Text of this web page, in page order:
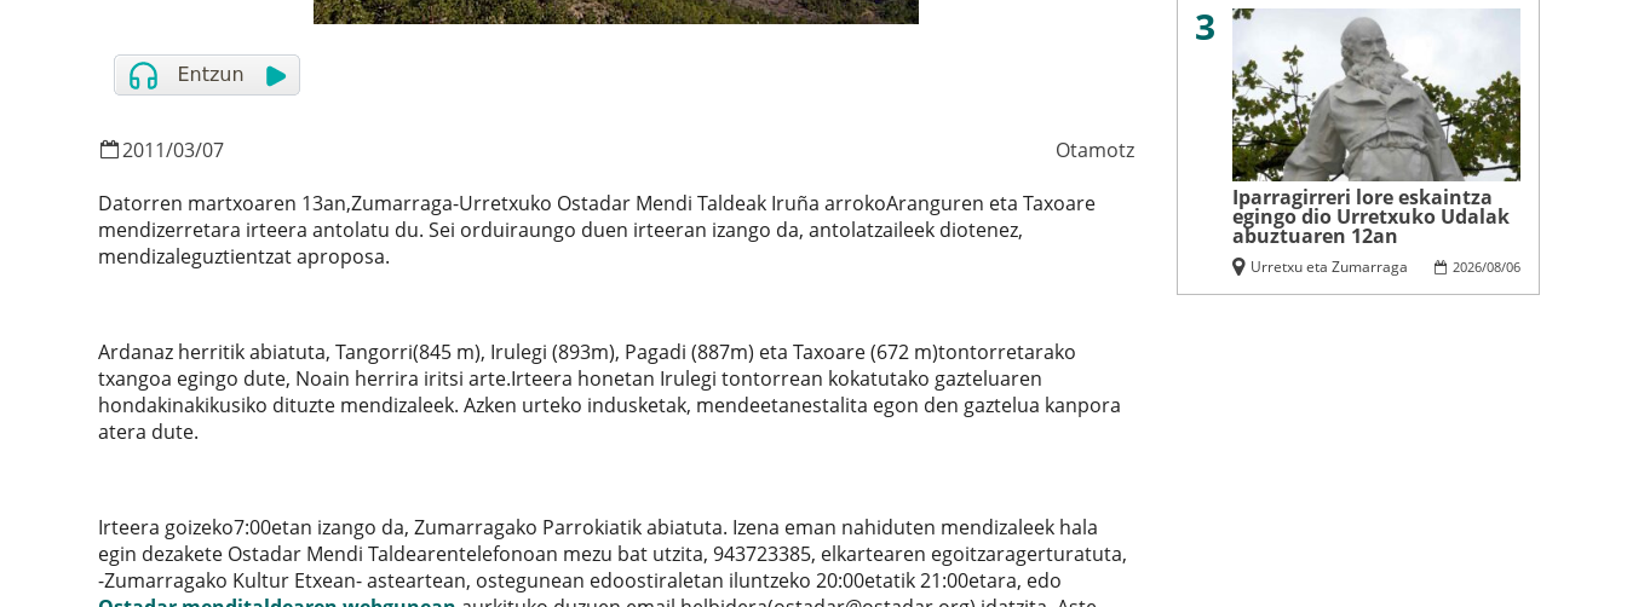
2011/03/07
Otamotz
Datorren martxoaren 13an,Zumarraga-Urretxuko Ostadar Mendi Taldeak Iruña arrokoAranguren eta Taxoare
mendizerretara irteera antolatu du. Sei orduiraungo duen irteeran izango da, antolatzaileek diotenez,
mendizaleguztientzat aproposa.
Ardanaz herritik abiatuta, Tangorri(845 m), Irulegi (893m), Pagadi (887m) eta Taxoare (672 m)tontorretarako
txangoa egingo dute, Noain herrira iritsi arte.Irteera honetan Irulegi tontorrean kokatutako gazteluaren
hondakinakikusiko dituzte mendizaleek. Azken urteko indusketak, mendeetanestalita egon den gaztelua kanpora
atera dute.
Irteera goizeko7:00etan izango da, Zumarragako Parrokiatik abiatuta. Izena eman nahiduten mendizaleek hala
egin dezakete Ostadar Mendi Taldearentelefonoan mezu bat utzita, 943723385, elkartearen egoitzaragerturatuta,
-Zumarragako Kultur Etxean- asteartean, ostegunean edoostiraletan iluntzeko 20:00etatik 21:00etara, edo
3
Iparragirreri lore eskaintza
egingo dio Urretxuko Udalak
abuztuaren 12an
2026/08/06
Urretxu eta Zumarraga